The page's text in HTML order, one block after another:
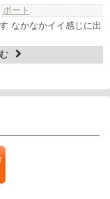
ボート
なかなかイイ感じに出